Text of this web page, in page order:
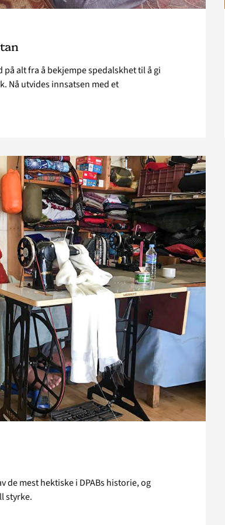
alt fra å bekjempe spedalskhet til å gi
Nå utvides innsatsen med et
de mest hektiske i DPABs historie, og
styrke.
Read
article
"Hektiske
tider"